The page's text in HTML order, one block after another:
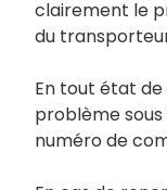
clairement le
du
En tout état de
problème
numéro de